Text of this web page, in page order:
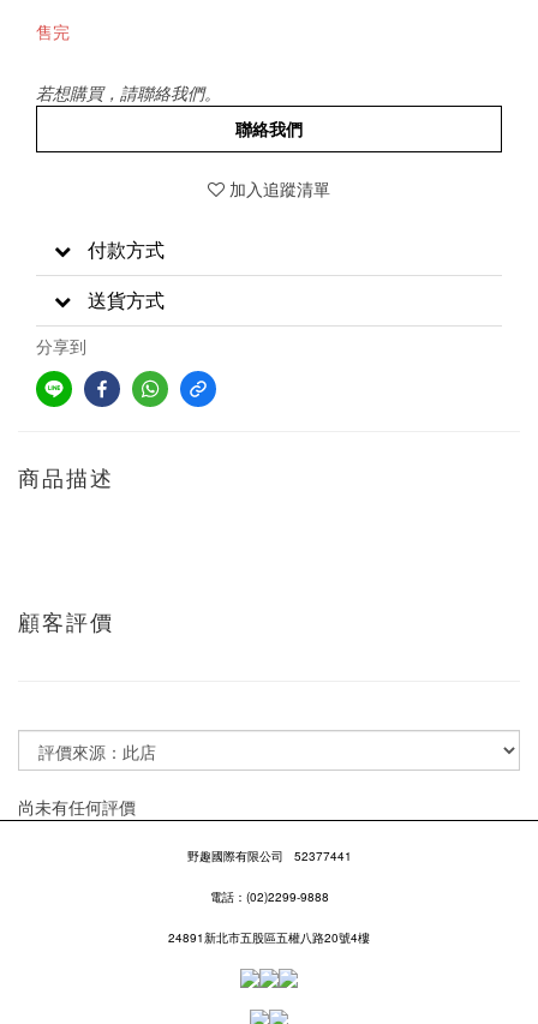
售完
若想購買，請聯絡我們。
聯絡我們
加入追蹤清單
付款方式
送貨方式
分享到
商品描述
顧客評價
尚未有任何評價
野趣國際有限公司 52377441
電話：(02)2299-9888
24891新北市五股區五權八路20號4樓